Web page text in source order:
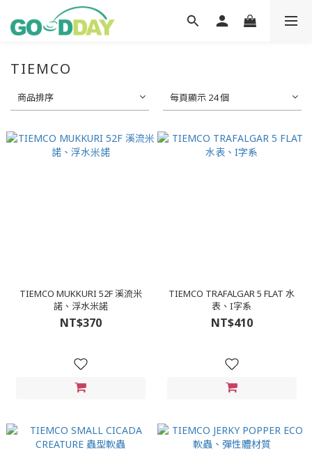
TIEMCO
商品排序 每頁顯示 24 個
TIEMCO MUKKURI 52F 溪流米
諾、浮水米諾
NT$370
TIEMCO TRAFALGAR 5 FLAT 水
表、I字系
NT$410